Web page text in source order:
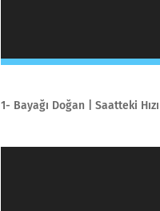
1- Bayağı Doğan | Saatteki